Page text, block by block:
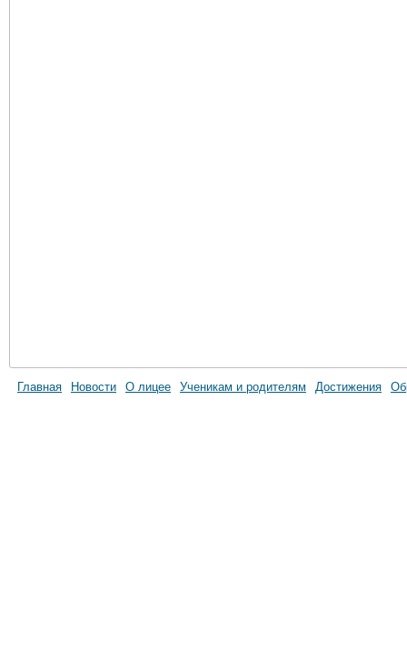
Главная Новости О лицее Ученикам и родителям Достижения